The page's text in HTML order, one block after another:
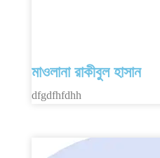
মাওলানা রাকীবুল হাসান
dfgdfhfdhh